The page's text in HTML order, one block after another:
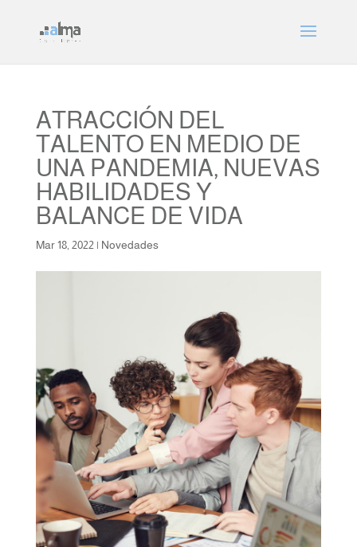
ATRACCIÓN DEL
TALENTO EN MEDIO DE
UNA PANDEMIA, NUEVAS
HABILIDADES Y
BALANCE DE VIDA
Mar 18, 2022 | Novedades